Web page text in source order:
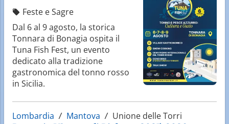
Feste e Sagre
Dal 6 al 9 agosto, la storica
Tonnara di Bonagia ospita il
Tuna Fish Fest, un evento
dedicato alla tradizione
gastronomica del tonno rosso
in Sicilia.
Lombardia Mantova Unione delle Torri